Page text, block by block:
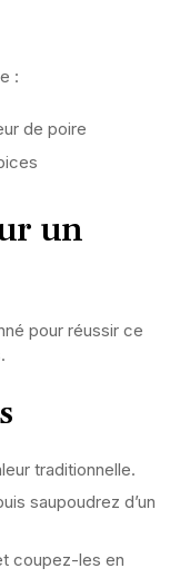
:
de poire
un
pour réussir ce
traditionnelle.
saupoudrez d’un
coupez-les en